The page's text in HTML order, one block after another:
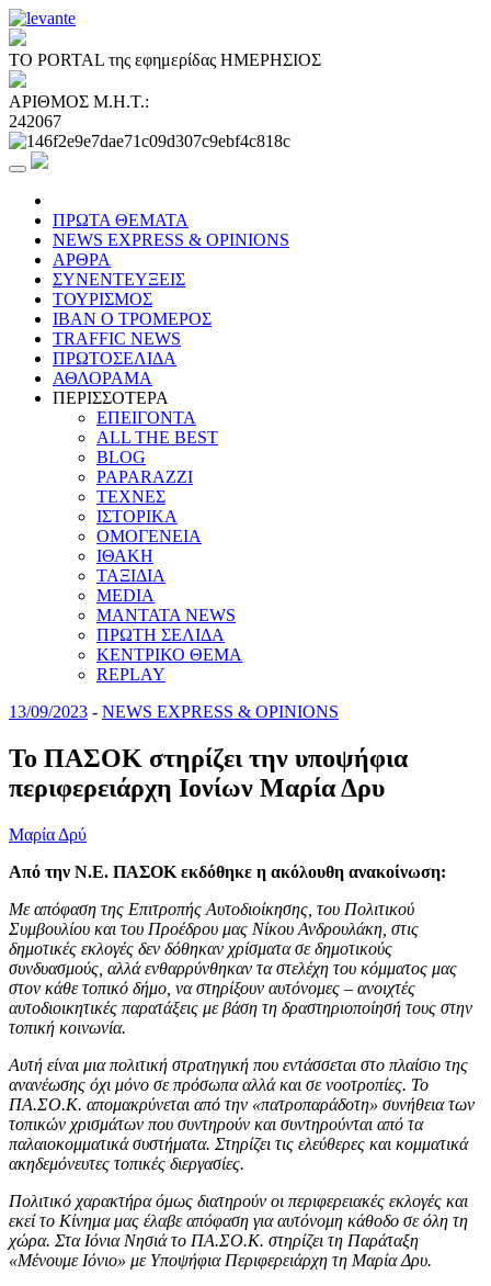
ΤΟ PORTAL της εφημερίδας ΗΜΕΡΗΣΙΟΣ
ΑΡΙΘΜΟΣ Μ.Η.Τ.:
242067
ΠΡΩΤΑ ΘΕΜΑΤΑ
NEWS EXPRESS & OPINIONS
ΑΡΘΡΑ
ΣΥΝΕΝΤΕΥΞΕΙΣ
ΤΟΥΡΙΣΜΟΣ
ΙΒΑΝ Ο ΤΡΟΜΕΡΟΣ
TRAFFIC NEWS
ΠΡΩΤΟΣΕΛΙΔΑ
ΑΘΛΟΡΑΜΑ
ΠΕΡΙΣΣΟΤΕΡΑ
ΕΠΕΙΓΟΝΤΑ
ALL THE BEST
BLOG
PAPARAZZI
ΤΕΧΝΕΣ
ΙΣΤΟΡΙΚΑ
ΟΜΟΓΕΝΕΙΑ
ΙΘΑΚΗ
ΤΑΞΙΔΙΑ
MEDIA
MANTATA NEWS
ΠΡΩΤΗ ΣΕΛΙΔΑ
ΚΕΝΤΡΙΚΟ ΘΕΜΑ
REPLAY
13/09/2023 - NEWS EXPRESS & OPINIONS
Το ΠΑΣΟΚ στηρίζει την υποψήφια
περιφερειάρχη Ιονίων Μαρία Δρυ
Μαρία Δρύ
Από την Ν.Ε. ΠΑΣΟΚ εκδόθηκε η ακόλουθη ανακοίνωση:
Με απόφαση της Επιτροπής Αυτοδιοίκησης, του Πολιτικού
Συμβουλίου και του Προέδρου μας Νίκου Ανδρουλάκη, στις
δημοτικές εκλογές δεν δόθηκαν χρίσματα σε δημοτικούς
συνδυασμούς, αλλά ενθαρρύνθηκαν τα στελέχη του κόμματος μας
στον κάθε τοπικό δήμο, να στηρίξουν αυτόνομες – ανοιχτές
αυτοδιοικητικές παρατάξεις με βάση τη δραστηριοποίησή τους στην
τοπική κοινωνία.
Αυτή είναι μια πολιτική στρατηγική που εντάσσεται στο πλαίσιο της
ανανέωσης όχι μόνο σε πρόσωπα αλλά και σε νοοτροπίες. Το
ΠΑ.ΣΟ.Κ. απομακρύνεται από την «πατροπαράδοτη» συνήθεια των
τοπικών χρισμάτων που συντηρούν και συντηρούνται από τα
παλαιοκομματικά συστήματα. Στηρίζει τις ελεύθερες και κομματικά
ακηδεμόνευτες τοπικές διεργασίες.
Πολιτικό χαρακτήρα όμως διατηρούν οι περιφερειακές εκλογές και
εκεί το Κίνημα μας έλαβε απόφαση για αυτόνομη κάθοδο σε όλη τη
χώρα. Στα Ιόνια Νησιά το ΠΑ.ΣΟ.Κ. στηρίζει τη Παράταξη
«Μένουμε Ιόνιο» με Υποψήφια Περιφερειάρχη τη Μαρία Δρυ.